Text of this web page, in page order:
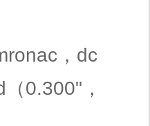
，dc
0.300"，